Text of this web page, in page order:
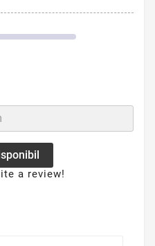
a review!